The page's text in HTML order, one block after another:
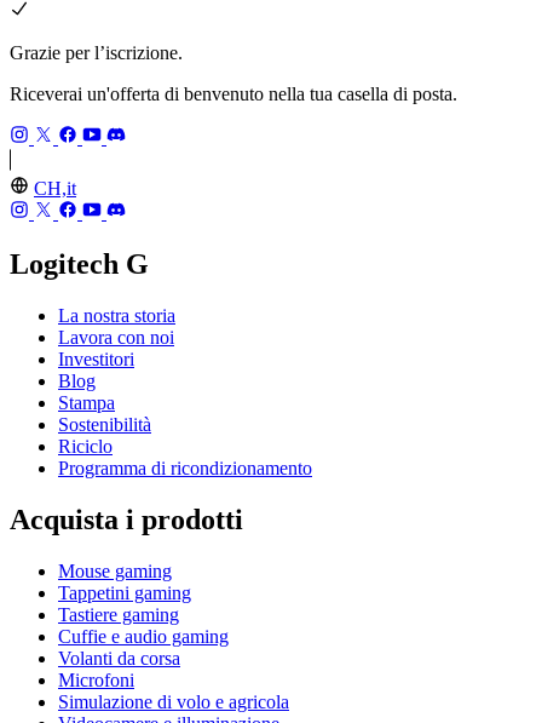
Grazie per l’iscrizione.
Riceverai un'offerta di benvenuto nella tua casella di posta.
CH,it
Logitech G
La nostra storia
Lavora con noi
Investitori
Blog
Stampa
Sostenibilità
Riciclo
Programma di ricondizionamento
Acquista i prodotti
Mouse gaming
Tappetini gaming
Tastiere gaming
Cuffie e audio gaming
Volanti da corsa
Microfoni
Simulazione di volo e agricola